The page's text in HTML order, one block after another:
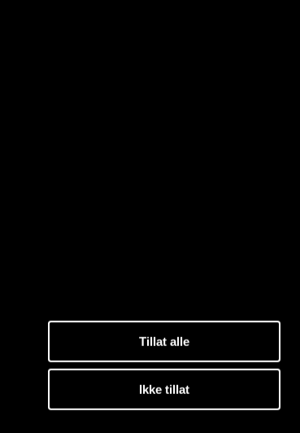
Tillat alle
Ikke tillat